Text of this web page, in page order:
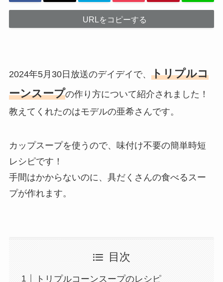
URLをコピーする
2024年5月30日放送のデイデイで、 トリプルコ
ーンスープの作り方について紹介されました！
教えてくれたのはモデルの亜希さんです。
カップスープを使うので、味付け不要の簡単時短
レシピです！
手間はかからないのに、具だくさんの食べるスー
プが作れます。
目次
トリプルコーンスープのレシピ